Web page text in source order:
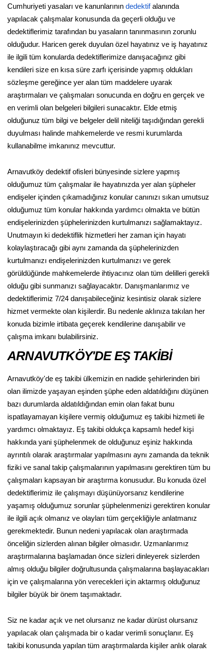
Cumhuriyeti yasaları ve kanunlarının dedektifalanında
yapılacak çalışmalar konusunda da geçerli olduğu ve
dedektiflerimiz tarafından bu yasaların tanınmasının zorunlu
olduğudur. Haricen gerek duyulan özel hayatınız ve iş hayatınız
ile ilgili tüm konularda dedektiflerimize danışacağınız gibi
kendileri size en kısa süre zarfı içerisinde yapmış oldukları
sözleşme gereğince yer alan tüm maddelere uyarak
araştırmaları ve çalışmaları sonucunda en doğru en gerçek ve
en verimli olan belgeleri bilgileri sunacaktır. Elde etmiş
olduğunuz tüm bilgi ve belgeler delil niteliği taşıdığından gerekli
duyulması halinde mahkemelerde ve resmi kurumlarda
kullanabilme imkanınız mevcuttur.
Arnavutköy dedektif ofisleri bünyesinde sizlere yapmış
olduğumuz tüm çalışmalar ile hayatınızda yer alan şüpheler
endişeler içinden çıkamadığınız konular canınızı sıkan umutsuz
olduğumuz tüm konular hakkında yardımcı olmakta ve bütün
endişelerinizden şüphelerinizden kurtulmanızı sağlamaktayız.
Unutmayın ki dedektiflik hizmetleri her zaman için hayatı
kolaylaştıracağı gibi aynı zamanda da şüphelerinizden
kurtulmanızı endişelerinizden kurtulmanızı ve gerek
görüldüğünde mahkemelerde ihtiyacınız olan tüm delilleri gerekli
olduğu gibi sunmanızı sağlayacaktır. Danışmanlarımız ve
dedektiflerimiz 7/24 danışabileceğiniz kesintisiz olarak sizlere
hizmet vermekte olan kişilerdir. Bu nedenle aklınıza takılan her
konuda bizimle irtibata geçerek kendilerine danışabilir ve
çalışma imkanı bulabilirsiniz.
ARNAVUTKÖY'DE EŞ TAKİBİ
Arnavutköy'de eş takibi ülkemizin en nadide şehirlerinden biri
olan ilimizde yaşayan eşinden şüphe eden aldatıldığını düşünen
bazı durumlarda aldatıldığından emin olan fakat bunu
ispatlayamayan kişilere vermiş olduğumuz eş takibi hizmeti ile
yardımcı olmaktayız. Eş takibi oldukça kapsamlı hedef kişi
hakkında yani şüphelenmek de olduğunuz eşiniz hakkında
ayrıntılı olarak araştırmalar yapılmasını aynı zamanda da teknik
fiziki ve sanal takip çalışmalarının yapılmasını gerektiren tüm bu
çalışmaları kapsayan bir araştırma konusudur. Bu konuda özel
dedektiflerimiz ile çalışmayı düşünüyorsanız kendilerine
yaşamış olduğumuz sorunlar şüphelenmenizi gerektiren konular
ile ilgili açık olmanız ve olayları tüm gerçekliğiyle anlatmanız
gerekmektedir. Bunun nedeni yapılacak olan araştırmada
önceliğin sizlerden alınan bilgiler olmasıdır. Uzmanlarımız
araştırmalarına başlamadan önce sizleri dinleyerek sizlerden
almış olduğu bilgiler doğrultusunda çalışmalarına başlayacakları
için ve çalışmalarına yön verecekleri için aktarmış olduğunuz
bilgiler büyük bir önem taşımaktadır.
Siz ne kadar açık ve net olursanız ne kadar dürüst olursanız
yapılacak olan çalışmada bir o kadar verimli sonuçlanır. Eş
takibi konusunda yapılan tüm araştırmalarda kişiler anlık olarak